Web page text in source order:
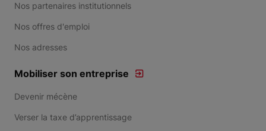
Nos partenaires institutionnels
Nos offres d'emploi
Nos adresses
Mobiliser son entreprise
Devenir mécène
Verser la taxe d’apprentissage